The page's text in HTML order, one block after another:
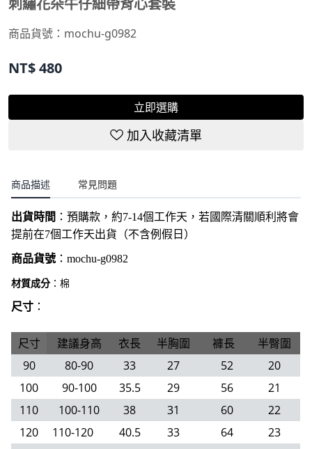
刺繡花朵牛仔細帶背心套裝
商品貨號： mochu-g0982
NT$480
立即選購
加入收藏清單
商品描述 常見問題
出貨時間 ： 預購款，約7-14個工作天，若國際清關順利將會
提前在7個工作天出貨（不含例假日）
商品貨號： mochu-g0982
材質成分 ：棉
尺寸 ：
尺寸 建議身高 衣長 半胸圍 褲長
半臀圍
90
80-90 33 27 52
20
100
90-100 35.5 29 56
21
110
100-110 38 31 60
22
120
110-120 40.5 33 64
23